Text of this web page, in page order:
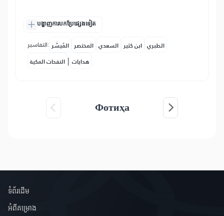
បង្ហាញការបកប្រែផ្សេងទៀត
التفاسير: المُيسَّر المختصر السعدي ابن كثير الطبري
النفحات المكية | هدايات
Фотиҳа
ទំព័រ​ដេីម
អំពី​គម្រោង